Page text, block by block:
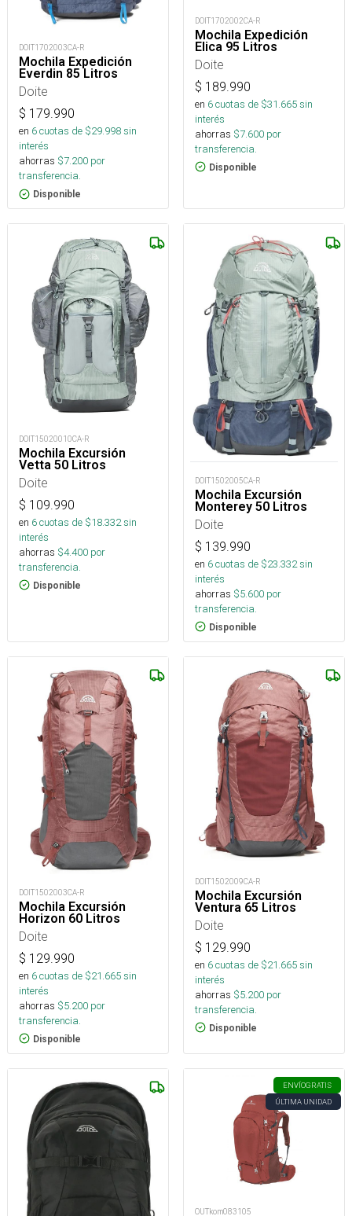
DOIT1702003CA-R
Mochila Expedición
Everdin 85 Litros
Doite
$ 179.990
en 6cuotas de $29.998sin
interés
ahorras $7.200 por
transferencia.
Disponible
DOIT1702002CA-R
Mochila Expedición
Elica 95 Litros
Doite
$ 189.990
en 6cuotas de $31.665sin
interés
ahorras $7.600 por
transferencia.
Disponible
DOIT15020010CA-R
Mochila Excursión
Vetta 50 Litros
Doite
$ 109.990
en 6cuotas de $18.332sin
interés
ahorras $4.400 por
transferencia.
Disponible
DOIT1502005CA-R
Mochila Excursión
Monterey 50 Litros
Doite
$ 139.990
en 6cuotas de $23.332sin
interés
ahorras $5.600 por
transferencia.
Disponible
DOIT1502003CA-R
Mochila Excursión
Horizon 60 Litros
Doite
$ 129.990
en 6cuotas de $21.665sin
interés
ahorras $5.200 por
transferencia.
Disponible
DOIT1502009CA-R
Mochila Excursión
Ventura 65 Litros
Doite
$ 129.990
en 6cuotas de $21.665sin
interés
ahorras $5.200 por
transferencia.
Disponible
ENVÍOGRATIS
ÚLTIMA UNIDAD
OUTkom083105